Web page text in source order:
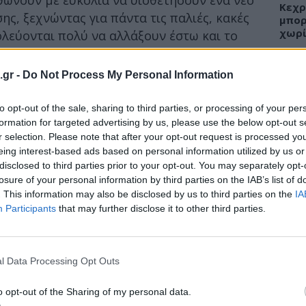
- Do Not Process My Personal Information
opt-out of the sale, sharing to third parties, or processing of your
for targeted advertising by us, please use the below opt-out
selection. Please note that after your opt-out request is processed
interest-based ads based on personal information utilized by us
to third parties prior to your opt-out. You may separately
of your personal information by third parties on the IAB’s list of
This information may also be disclosed by us to third parties on the
Participants that may further disclose it to other third parties.
Data Processing Opt Outs
opt-out of the Sharing of my personal data.
ξεχνώντας για πάντα τις παλιές, κακές
πολύ να αλλάξουν έστω και το
στις 29 Σεπτεμβρίου, ο
μικρές αλλαγές που μπορεί να προσφέρουν
υγεία.